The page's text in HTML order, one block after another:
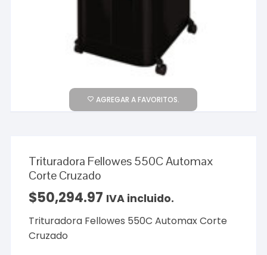
AGREGAR A FAVORITOS.
Trituradora Fellowes 550C Automax
Corte Cruzado
$50,294.97 IVA incluido.
Trituradora Fellowes 550C Automax Corte
Cruzado